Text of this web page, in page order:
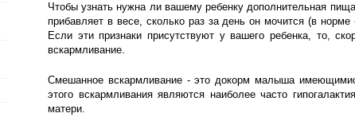
Чтобы узнать нужна ли вашему ребенку дополнительная
прибавляет в весе, сколько раз за день он мочится (в
Если эти признаки присутствуют у вашего ребенка, то,
вскармливание.
Смешанное вскармливание - это докорм малыша
этого вскармливания являются наиболее часто
матери.